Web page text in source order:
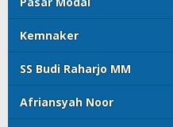
Kemnaker
SS Budi Raharjo MM
Afriansyah Noor